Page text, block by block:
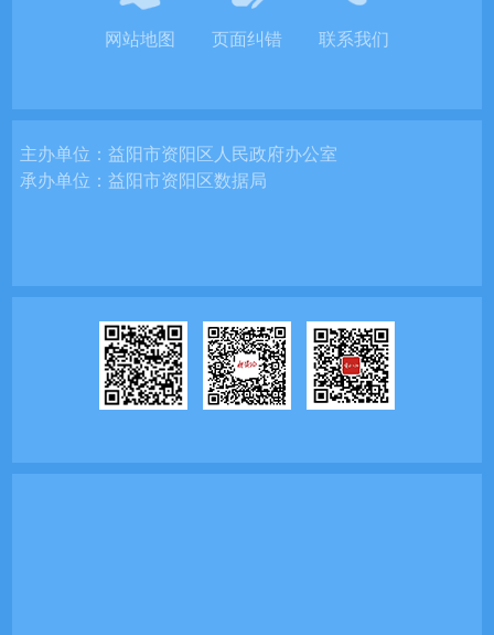
网站地图 页面纠错 联系我们
主办单位：益阳市资阳区人民政府办公室
承办单位：益阳市资阳区数据局